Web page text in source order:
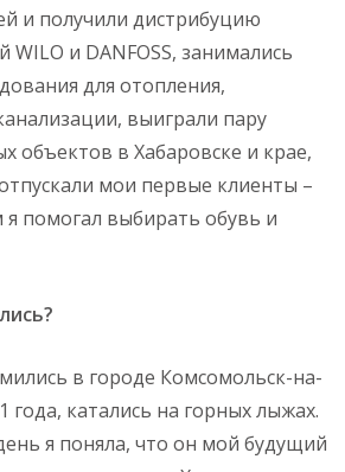
и получили дистрибуцию
и DANFOSS, занимались
для отопления,
выиграли пару
объектов в Хабаровске и крае,
мои первые клиенты –
помогал выбирать обувь и
в городе Комсомольск-на-
года, катались на горных лыжах.
я поняла, что он мой будущий